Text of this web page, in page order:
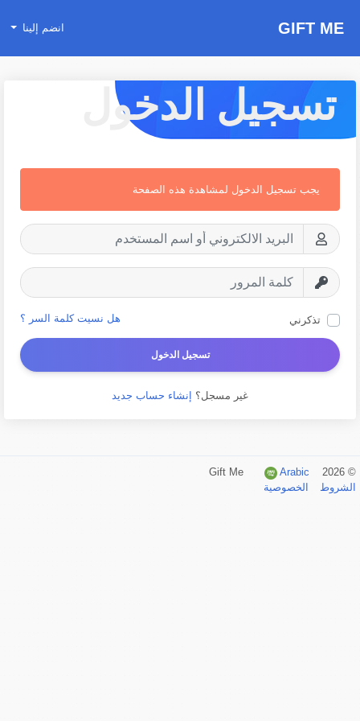
GIFT ME انضم إلينا
تسجيل الدخول
يجب تسجيل الدخول لمشاهدة هذه الصفحة
تذكرني هل نسيت كلمة السر ؟
تسجيل الدخول
غير مسجل؟ إنشاء حساب جديد
© 2026 Gift Me
Arabic
الشروط
الخصوصية